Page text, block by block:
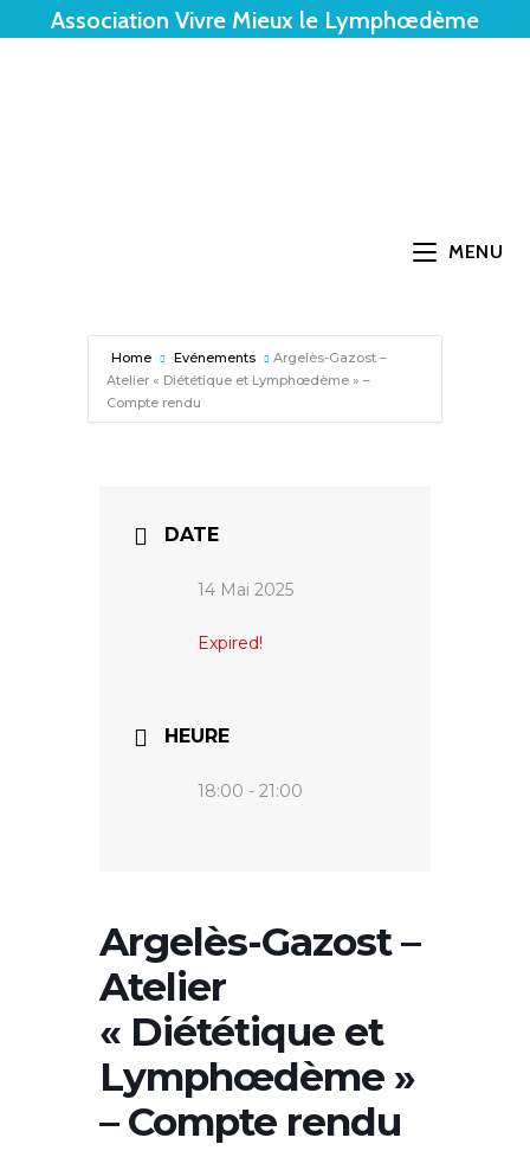
Association Vivre Mieux le Lymphœdème
MENU
Home Evénements
Argelès-Gazost –
Atelier « Diététique et Lymphœdème » –
Compte rendu
DATE
14 Mai 2025
Expired!
HEURE
18:00 - 21:00
Argelès-Gazost –
Atelier
« Diététique et
Lymphœdème »
– Compte rendu